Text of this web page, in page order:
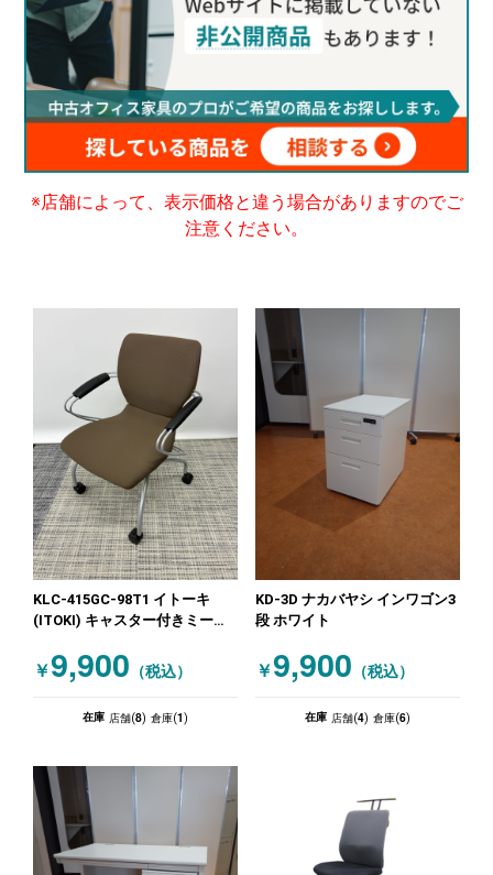
※店舗によって、表示価格と違う場合がありますのでご
注意ください。
KLC-415GC-98T1 イトーキ
(ITOKI) キャスター付きミーテ
ブラウン
￥9,900 （税込）
在庫 店舗(8) 倉庫(1)
KD-3D ナカバヤシ インワゴン3
段 ホワイト
￥9,900 （税込）
在庫 店舗(4) 倉庫(6)